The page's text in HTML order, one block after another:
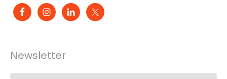
Newsletter